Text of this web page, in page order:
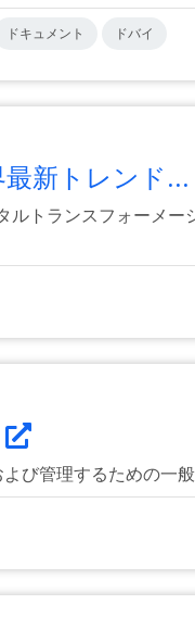
ドキュメント ドバイ
新トレンド...
トランスフォーメー
び管理するための一